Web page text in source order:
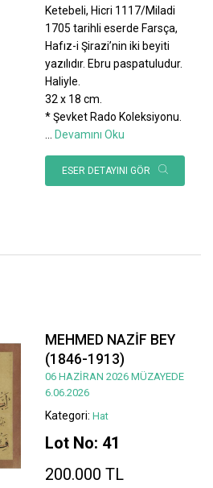
Ketebeli, Hicri 1117/Miladi
1705 tarihli eserde Farsça,
Hafız-i Şirazi’nin iki beyiti
yazılıdır. Ebru paspatuludur.
Haliyle.
32 x 18 cm.
* Şevket Rado Koleksiyonu.
Devamını Oku
ESER DETAYINI GÖR
MEHMED NAZİF BEY
(1846-1913)
06 HAZİRAN 2026 MÜZAYEDE
6.06.2026
Kategori: Hat
Lot No: 41
200.000 TL